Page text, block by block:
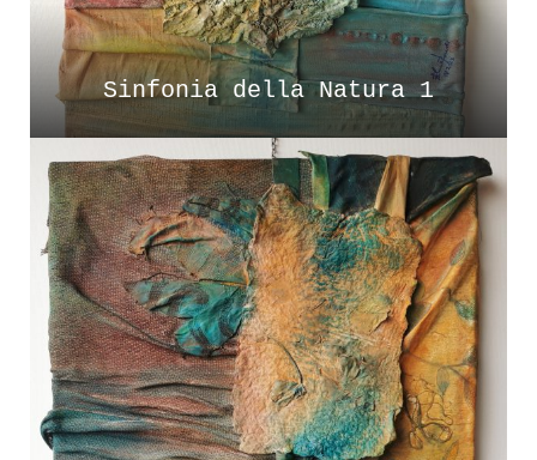
Sinfonia della Natura 1